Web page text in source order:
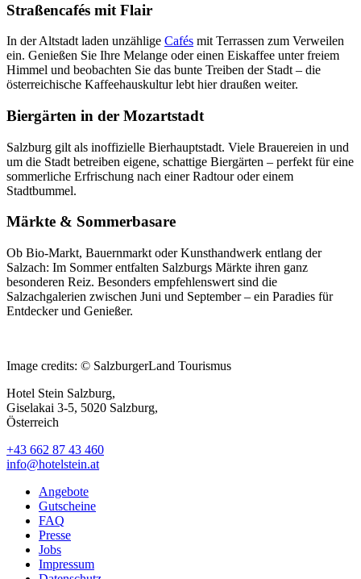
Straßencafés mit Flair
In der Altstadt laden unzählige Cafés mit Terrassen zum Verweilen
ein. Genießen Sie Ihre Melange oder einen Eiskaffee unter freiem
Himmel und beobachten Sie das bunte Treiben der Stadt – die
österreichische Kaffeehauskultur lebt hier draußen weiter.
Biergärten in der Mozartstadt
Salzburg gilt als inoffizielle Bierhauptstadt. Viele Brauereien in und
um die Stadt betreiben eigene, schattige Biergärten – perfekt für eine
sommerliche Erfrischung nach einer Radtour oder einem
Stadtbummel.
Märkte & Sommerbasare
Ob Bio-Markt, Bauernmarkt oder Kunsthandwerk entlang der
Salzach: Im Sommer entfalten Salzburgs Märkte ihren ganz
besonderen Reiz. Besonders empfehlenswert sind die
Salzachgalerien zwischen Juni und September – ein Paradies für
Entdecker und Genießer.
Image credits: © SalzburgerLand Tourismus
Hotel Stein Salzburg,
Giselakai 3-5, 5020 Salzburg,
Österreich
+43 662 87 43 460
info@hotelstein.at
Angebote
Gutscheine
FAQ
Presse
Jobs
Impressum